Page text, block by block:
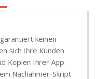
keinen
sich Ihre Kunden
Kopien Ihrer App
Nachahmer-Skript